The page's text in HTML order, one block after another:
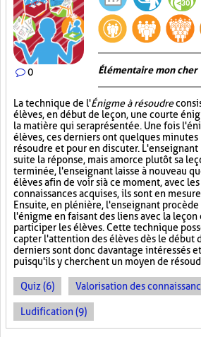
0 Élémentaire mon cher
La technique de l'Énigme à résoudre
élèves, en début de leçon, une courte
la matière qui sera présentée. Une fois
élèves, ces derniers ont quelques
résoudre et pour en discuter.
suite la réponse, mais amorce plutôt sa
terminée, l'enseignant laisse à nouveau
élèves afin de voir si à ce moment, avec
connaissances acquises, ils sont en
Ensuite, en plénière, l'enseignant
l'énigme en faisant des liens avec la
participer les élèves. Cette technique
capter l'attention des élèves dès le début
derniers sont donc davantage intéressés
puisqu'ils y cherchent un moyen de
Quiz (6) Valorisation des
Ludification (9)